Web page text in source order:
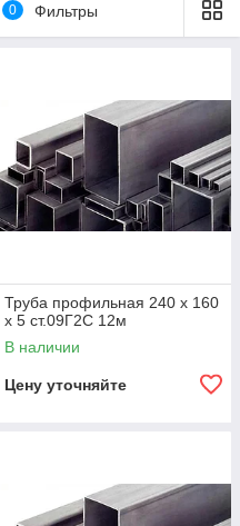
0 Фильтры
Труба профильная 240 х 160
х 5 ст.09Г2С 12м
В наличии
Цену уточняйте